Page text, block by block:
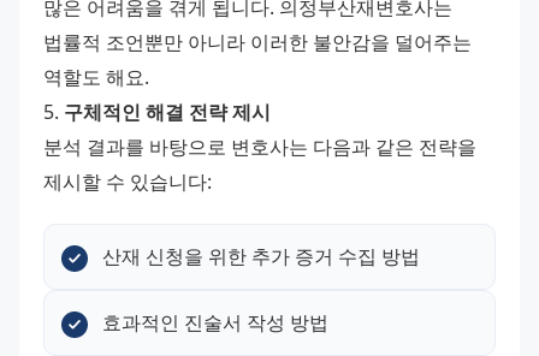
많은 어려움을 겪게 됩니다. 의정부산재변호사는
법률적 조언뿐만 아니라 이러한 불안감을 덜어주는
역할도 해요.
5. 구체적인 해결 전략 제시
분석 결과를 바탕으로 변호사는 다음과 같은 전략을
제시할 수 있습니다:
산재 신청을 위한 추가 증거 수집 방법
효과적인 진술서 작성 방법